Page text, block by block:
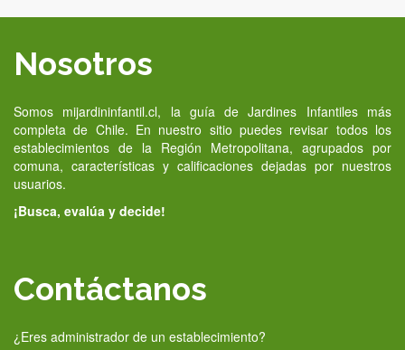
Nosotros
Somos mijardininfantil.cl, la guía de Jardines Infantiles más
completa de Chile. En nuestro sitio puedes revisar todos los
establecimientos de la Región Metropolitana, agrupados por
comuna, características y calificaciones dejadas por nuestros
usuarios.
¡Busca, evalúa y decide!
Contáctanos
¿Eres administrador de un establecimiento?